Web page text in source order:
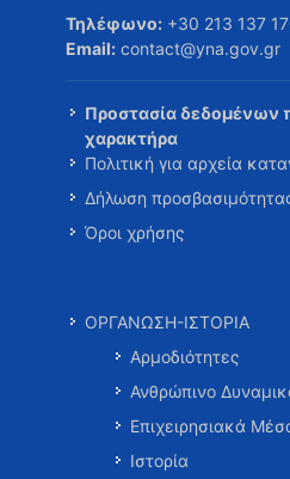
Τηλέφωνο: +30 213 137
Email: contact@yna.gov.gr
Προστασία δεδομένων
χαρακτήρα
Πολιτική για αρχεία
Δήλωση
Όροι χρήσης
ΟΡΓΑΝΩΣΗ-ΙΣΤΟΡΙΑ
Αρμοδιότητες
Ανθρώπινο
Επιχειρησιακά
Ιστορία